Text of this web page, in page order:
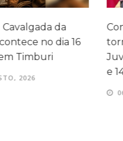
da
no dia 16
Timburi
2026
e
06